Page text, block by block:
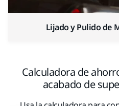
Lijado y Pulido de
Calculadora de
acabado de